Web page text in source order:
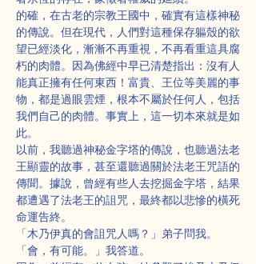
的確，在古老的宗教王國中，確實有這樣神秘
的傳說。但在現代，人們對這種保存軀殼的欲
望已經淡化，漸漸不再重視，不再看重這具腐
朽的肉體。因為佛經中早已清楚指出：沒有人
能真正擁有任何東西！富貴、王位等美麗的事
物，都是過眼雲煙，根本不屬於任何人，包括
我們自己的肉體。事實上，這一切本來就是如
此。
以前，我聽過神秘金字塔的傳說，也聽過法老
王顯靈的故事，甚至還聽過關於法老王咒語的
傳聞。據說，曾經有些人去挖掘金字塔，結果
都遭遇了法老王的詛咒，最終都以悲慘的橫死
命運告終。
「木乃伊真的會詛咒人嗎？」弟子問我。
「會，有可能。」我答道。